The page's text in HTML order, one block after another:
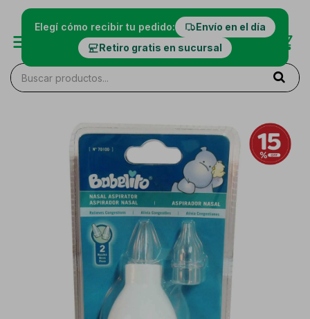
Elegí cómo recibir tu pedido:
Envío en el día
Retiro gratis en sucursal